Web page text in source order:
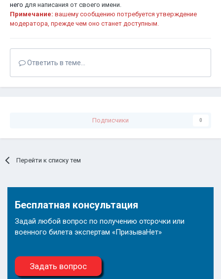
него для написания от своего имени.
Примечание: вашему сообщению потребуется утверждение
модератора, прежде чем оно станет доступным.
Ответить в теме...
Подписчики 0
Перейти к списку тем
Бесплатная консультация
Задай любой вопрос по получению отсрочки или
военного билета экспертам «ПризываНет»
Задать вопрос